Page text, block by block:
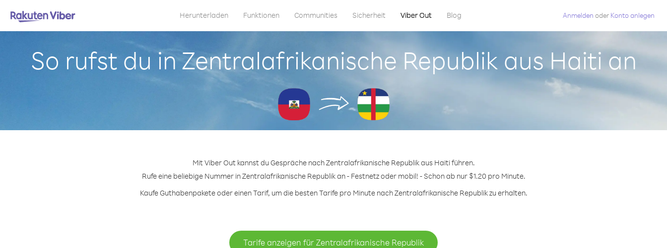
Herunterladen Funktionen Communities Sicherheit Viber Out Blog Anmelden oder Konto anlegen
So rufst du in Zentralafrikanische Republik aus Haiti an
Mit Viber Out kannst du Gespräche nach Zentralafrikanische Republik aus Haiti führen.
Rufe eine beliebige Nummer in Zentralafrikanische Republik an - Festnetz oder mobil! - Schon ab nur $1.20 pro Minute.
Kaufe Guthabenpakete oder einen Tarif, um die besten Tarife pro Minute nach Zentralafrikanische Republik zu erhalten.
Tarife anzeigen für Zentralafrikanische Republik